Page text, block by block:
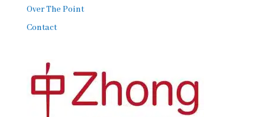
Over The Point
Contact